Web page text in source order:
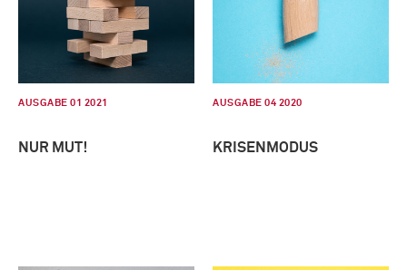
AUSGABE 01 2021
NUR MUT!
AUSGABE 04 2020
KRISENMODUS